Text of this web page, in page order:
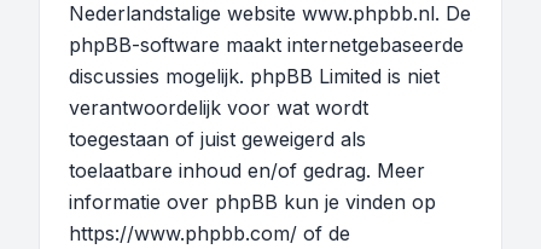
Nederlandstalige website www.phpbb.nl. De
phpBB-software maakt internetgebaseerde
discussies mogelijk. phpBB Limited is niet
verantwoordelijk voor wat wordt
toegestaan of juist geweigerd als
toelaatbare inhoud en/of gedrag. Meer
informatie over phpBB kun je vinden op
https://www.phpbb.com/ of de